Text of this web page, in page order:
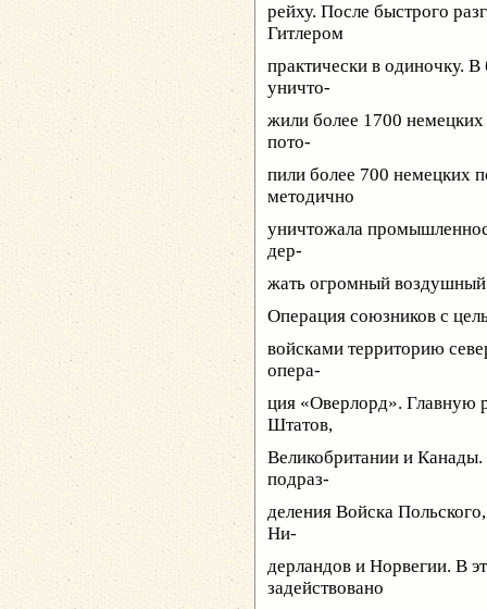
рейху. После быстрого
Гитлером
практически в одиночку.
уничто-
жили более 1700 немецких
пото-
пили более 700 немецких
методично
уничтожала
дер-
жать огромный
Операция союзников с
войсками территорию
опера-
ция «Оверлорд». Главную
Штатов,
Великобритании и Канады.
подраз-
деления Войска
Ни-
дерландов и Норвегии. В
задействовано